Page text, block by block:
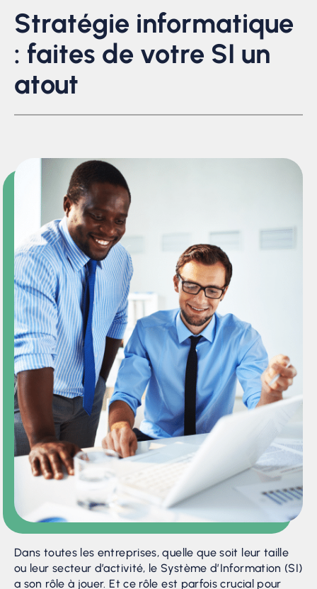
Stratégie informatique
: faites de votre SI un
atout
Dans toutes les entreprises, quelle que soit leur taille
ou leur secteur d’activité, le Système d’Information (SI)
a son rôle à jouer. Et ce rôle est parfois crucial pour